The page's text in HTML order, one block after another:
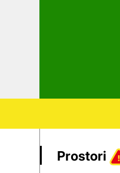
Prostori